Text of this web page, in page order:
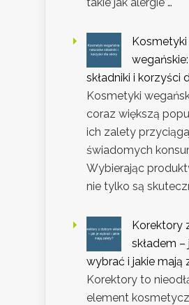
Kosmetyki
składniki i korzyści
Kosmetyki
coraz większą
ich zalety
świadomych
Wybierając
nie tylko są
Korektory
składem –
wybrać i jakie mają
Korektory to
element